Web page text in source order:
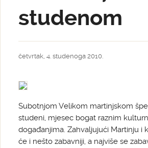
studenom
četvrtak, 4. studenoga 2010.
Subotnjom Velikom martinjskom
studeni, mjesec bogat raznim
događanjima. Zahvaljujući Martinju i
će i nešto zabavniji, a najviše se